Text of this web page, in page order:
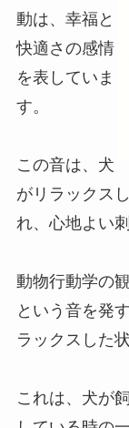
動は、幸福と
快適さの感情
を表していま
す。
この音は、犬
がリラックス
れ、心地よい
動物行動学の
という音を発
ラックスした
これは、犬が